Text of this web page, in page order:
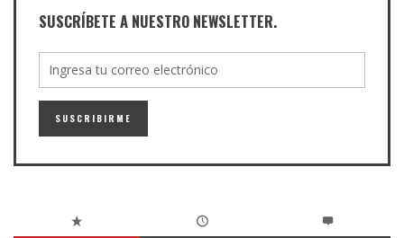
SUSCRÍBETE A NUESTRO NEWSLETTER.